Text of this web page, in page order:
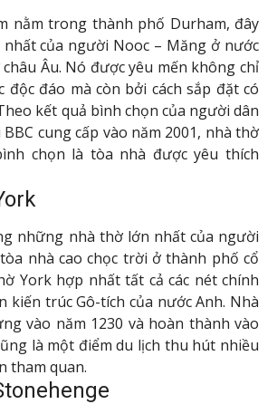
nằm trong thành phố Durham, đây
của người Nooc – Măng ở nước
Âu. Nó được yêu mến không chỉ
độc đáo mà còn bởi cách sắp đặt có
kết quả bình chọn của người dân
cung cấp vào năm 2001, nhà thờ
chọn là tòa nhà được yêu thích
những nhà thờ lớn nhất của người
nhà cao chọc trời ở thành phố cổ
York hợp nhất tất cả các nét chính
kiến trúc Gô-tích của nước Anh. Nhà
vào năm 1230 và hoàn thành vào
là một điểm du lịch thu hút nhiều
tham quan.